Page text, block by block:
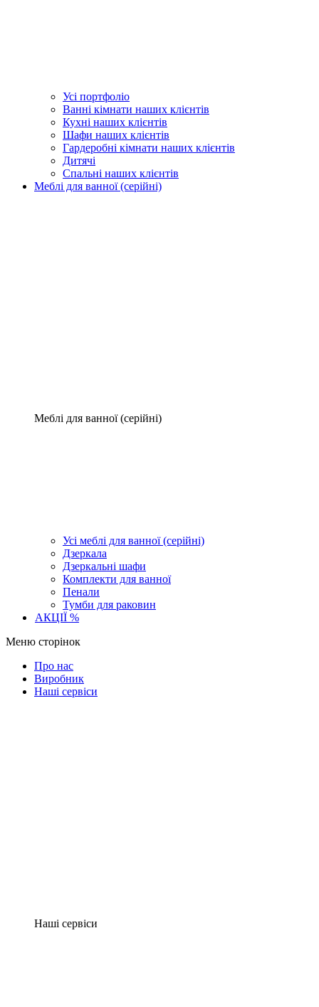
Усі портфоліо
Ванні кімнати наших клієнтів
Кухні наших клієнтів
Шафи наших клієнтів
Гардеробні кімнати наших клієнтів
Дитячі
Спальні наших клієнтів
Меблі для ванної (серійні)
Меблі для ванної (серійні)
Усі меблі для ванної (серійні)
Дзеркала
Дзеркальні шафи
Комплекти для ванної
Пенали
Тумби для раковин
АКЦІЇ %
Меню сторінок
Про нас
Виробник
Наші сервіси
Наші сервіси